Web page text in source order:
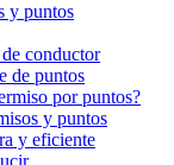
y puntos
conductor
de puntos
por puntos?
y puntos
y eficiente